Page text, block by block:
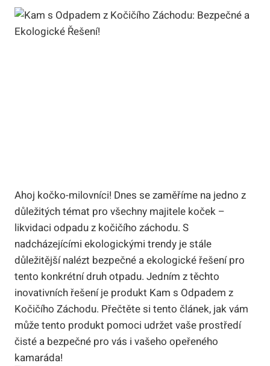
Ahoj kočko-milovníci! Dnes se zaměříme na jedno z
důležitých témat pro všechny majitele koček –
likvidaci odpadu z kočičího záchodu. S
nadcházejícími ekologickými trendy je stále
důležitější nalézt bezpečné a ekologické řešení pro
tento konkrétní druh otpadu. Jedním z těchto
inovativních řešení je produkt Kam s Odpadem z
Kočičího Záchodu. Přečtěte si tento článek, jak vám
může tento produkt pomoci udržet vaše prostředí
čisté a bezpečné pro vás i vašeho opeřeného
kamaráda!